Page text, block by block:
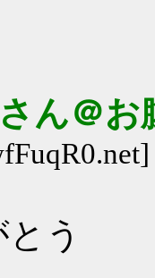
ん＠
う